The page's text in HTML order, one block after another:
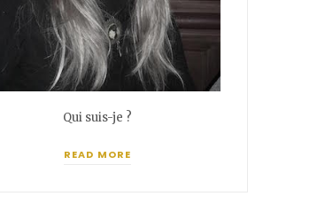
Qui suis-je ?
READ MORE